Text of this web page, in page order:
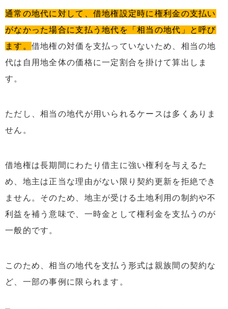
通常の地代に対して、借地権設定時に権利金の支払い
がなかった場合に支払う地代を「相当の地代」と呼び
ます。 借地権の対価を支払っていないため、相当の地
代は自用地全体の価格に一定割合を掛けて算出しま
す。
ただし、相当の地代が用いられるケースは多くありま
せん。
借地権は長期間にわたり借主に強い権利を与えるた
め、地主は正当な理由がない限り契約更新を拒絶でき
ません。そのため、地主が受ける土地利用の制約や不
利益を補う意味で、一時金として権利金を支払うのが
一般的です。
このため、相当の地代を支払う形式は親族間の契約な
ど、一部の事例に限られます。